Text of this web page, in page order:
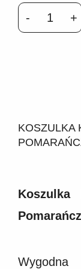
KOSZULKA
Pomarańcz